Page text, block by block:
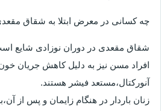
چه کسانی در معرض ابتلا به شقاق
شقاق مقعدی در دوران نوزادی شایع
افراد مسن نیز به دلیل کاهش جریان خون
آنورکتال،مستعد فیشر هستند.
زنان باردار در هنگام زایمان و پس از